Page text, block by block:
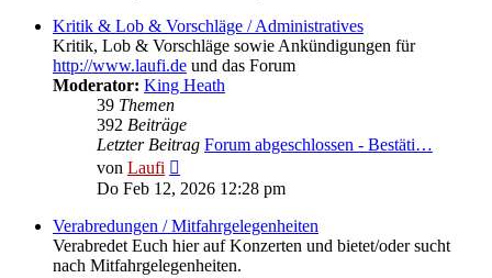
Kritik & Lob & Vorschläge / Administratives
Kritik, Lob & Vorschläge sowie Ankündigungen für
http://www.laufi.de und das Forum
Moderator: King Heath
39 Themen
392 Beiträge
Letzter Beitrag Forum abgeschlossen - Bestäti…
von Laufi
Beitrag
Do Feb 12, 2026 12:28 pm
Verabredungen / Mitfahrgelegenheiten
Verabredet Euch hier auf Konzerten und bietet/oder sucht
nach Mitfahrgelegenheiten.